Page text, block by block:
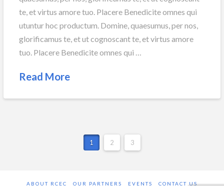
te, et virtus amore tuo. Placere Benedicite omnes qui
utuntur hoc productum. Domine, quaesumus, per nos,
glorificamus te, et ut cognoscant te, et virtus amore
tuo. Placere Benedicite omnes qui …
Read More
1 2 3
ABOUT RCEC OUR PARTNERS EVENTS CONTACT US